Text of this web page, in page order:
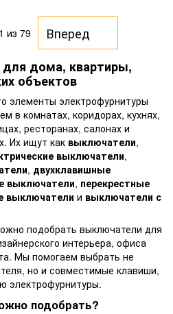
1 из 79
Вперед
дома, квартиры,
объектов
элементы электрофурнитуры
в комнатах, коридорах, кухнях,
ресторанах, салонах и
Их ищут как выключатели,
выключатели,
, двухклавишные
выключатели, перекрестные
выключатели и выключатели с
подобрать выключатели для
интерьера, офиса
Мы помогаем выбрать не
но и совместимые клавиши,
электрофурнитуры.
подобрать?